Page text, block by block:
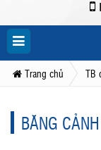
Trang chủ TB
BĂNG